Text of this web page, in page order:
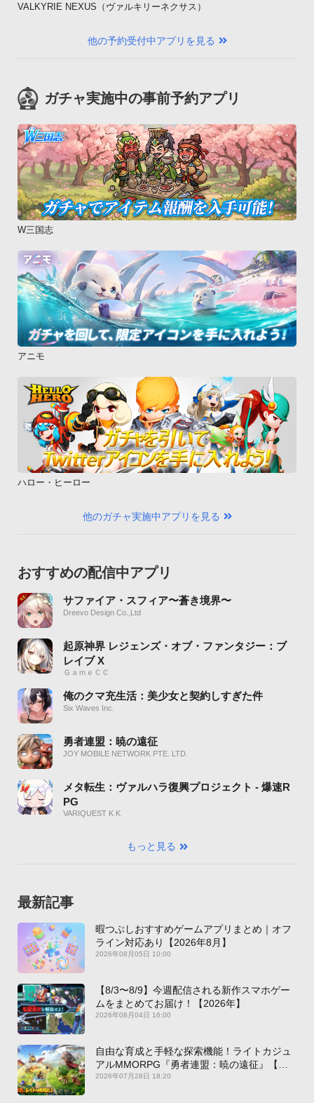
VALKYRIE NEXUS（ヴァルキリーネクサス）
他の予約受付中アプリを見る
ガチャ実施中の事前予約アプリ
W三国志
アニモ
ハロー・ヒーロー
他のガチャ実施中アプリを見る
おすすめの配信中アプリ
サファイア・スフィア〜蒼き境界〜
Dreevo Design Co.,Ltd
起原神界 レジェンズ・オブ・ファンタジー：ブ
レイブ X
ＧａｍｅＣＣ
俺のクマ充生活：美少女と契約しすぎた件
Six Waves Inc.
勇者連盟：暁の遠征
JOY MOBILE NETWORK PTE. LTD.
メタ転生：ヴァルハラ復興プロジェクト - 爆速R
PG
VARIQUEST K K
もっと見る
最新記事
暇つぶしおすすめゲームアプリまとめ｜オフ
ライン対応あり【2026年8月】
2026年08月05日 10:00
【8/3〜8/9】今週配信される新作スマホゲー
ムをまとめてお届け！【2026年】
2026年08月04日 16:00
自由な育成と手軽な探索機能！ライトカジュ
アルMMORPG『勇者連盟：暁の遠征』【最
新作PICKUP】
2026年07月28日 18:20